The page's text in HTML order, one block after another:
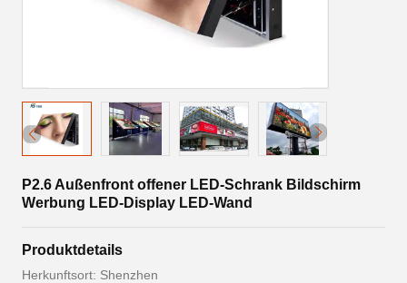
P2.6 Außenfront offener LED-Schrank Bildschirm
Werbung LED-Display LED-Wand
Produktdetails
Herkunftsort: Shenzhen